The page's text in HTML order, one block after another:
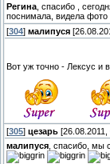
Регина , спасибо ,
поснимала, видела
[304] малипуся
Вот уж точно - Лексус
[305] цезарь [26.08.2011,
малипуся , спасибо, мы